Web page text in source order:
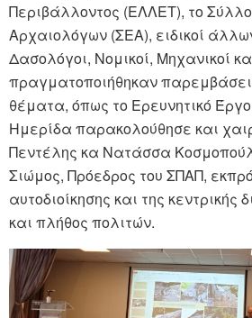
Περιβάλλοντος (ΕΛΛΕΤ), το
Αρχαιολόγων (ΣΕΑ), ειδικοί
Δασολόγοι, Νομικοί, Μηχανικοί
πραγματοποιήθηκαν
θέματα, όπως το Ερευνητικό
Ημερίδα παρακολούθησε και
Πεντέλης κα Νατάσσα
Σιώμος, Πρόεδρος του ΣΠΑΠ,
αυτοδιοίκησης και της κεντρικής
και πλήθος πολιτών.